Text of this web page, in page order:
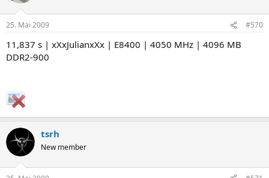
25. Mai 2009 #570
11,837 s | xXxJulianxXx | E8400 | 4050 MHz | 4096 MB
DDR2-900
tsrh
New member